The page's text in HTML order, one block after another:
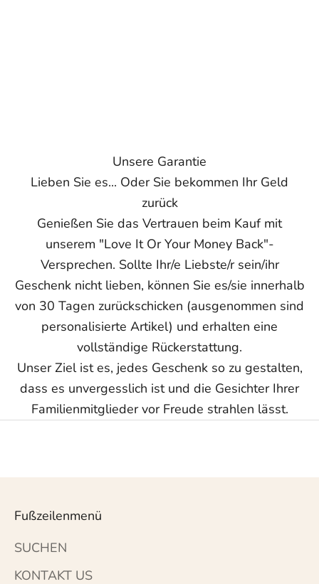
Unsere Garantie
Lieben Sie es... Oder Sie bekommen Ihr Geld
zurück
Genießen Sie das Vertrauen beim Kauf mit
unserem "Love It Or Your Money Back"-
Versprechen. Sollte Ihr/e Liebste/r sein/ihr
Geschenk nicht lieben, können Sie es/sie innerhalb
von 30 Tagen zurückschicken (ausgenommen sind
personalisierte Artikel) und erhalten eine
vollständige Rückerstattung.
Unser Ziel ist es, jedes Geschenk so zu gestalten,
dass es unvergesslich ist und die Gesichter Ihrer
Familienmitglieder vor Freude strahlen lässt.
Fußzeilenmenü
SUCHEN
KONTAKT US